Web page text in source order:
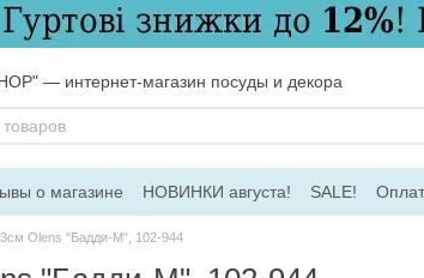
— интернет-магазин посуды и декора
о магазине НОВИНКИ августа! SALE!
соглашение Договір ПО Для
Olens "Бадди-М", 102-944